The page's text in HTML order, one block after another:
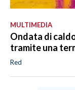
MULTIMEDIA
Ondata di
tramite una
Red